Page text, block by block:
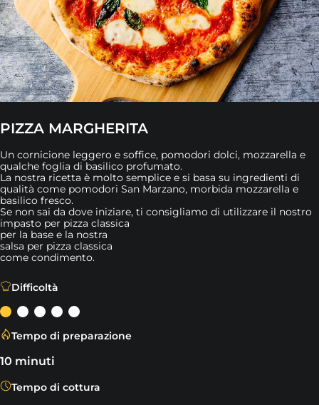
PIZZA MARGHERITA
Un cornicione leggero e soffice, pomodori dolci, mozzarella e
qualche foglia di basilico profumato.
La nostra ricetta è molto semplice e si basa su ingredienti di
qualità come pomodori San Marzano, morbida mozzarella e
basilico fresco.
Se non sai da dove iniziare, ti consigliamo di utilizzare il nostro
impasto per pizza classica
per la base e la nostra
salsa per pizza classica
come condimento.
Difficoltà
Tempo di preparazione
10 minuti
Tempo di cottura